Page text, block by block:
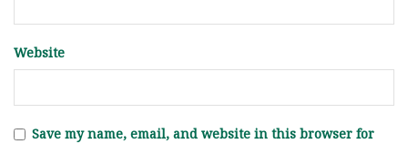
Website
Save my name, email, and website in this browser for